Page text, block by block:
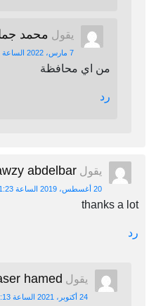
يقول محمد
7 مارس، 2022 الساعة 7:22 م
من اي محافظة
رد
يقول abdelbar
20 أغسطس، 2019 الساعة 11:23 ص
thanks a lot
رد
يقول hamed
24 أكتوبر، 2021 الساعة 12:13 م